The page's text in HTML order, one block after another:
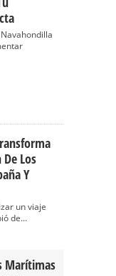
Los
Y
un viaje
de...
Marítimas